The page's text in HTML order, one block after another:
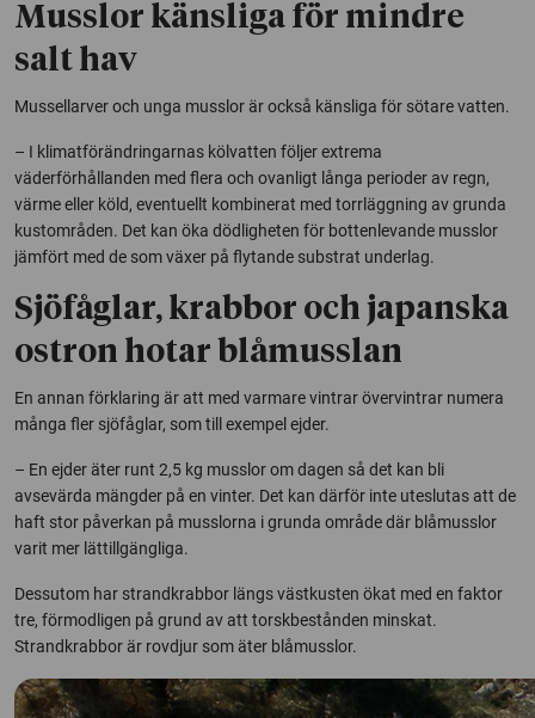
Musslor känsliga för mindre
salt hav
Mussellarver och unga musslor är också känsliga för sötare vatten.
– I klimatförändringarnas kölvatten följer extrema
väderförhållanden med flera och ovanligt långa perioder av regn,
värme eller köld, eventuellt kombinerat med torrläggning av grunda
kustområden. Det kan öka dödligheten för bottenlevande musslor
jämfört med de som växer på flytande substrat underlag.
Sjöfåglar, krabbor och japanska
ostron hotar blåmusslan
En annan förklaring är att med varmare vintrar övervintrar numera
många fler sjöfåglar, som till exempel ejder.
– En ejder äter runt 2,5 kg musslor om dagen så det kan bli
avsevärda mängder på en vinter. Det kan därför inte uteslutas att de
haft stor påverkan på musslorna i grunda område där blåmusslor
varit mer lättillgängliga.
Dessutom har strandkrabbor längs västkusten ökat med en faktor
tre, förmodligen på grund av att torskbestånden minskat.
Strandkrabbor är rovdjur som äter blåmusslor.